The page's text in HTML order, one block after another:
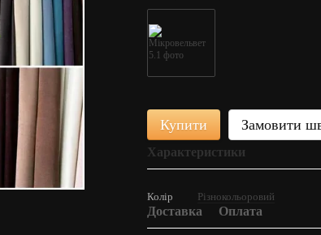
Купити Замовити
Характеристики
Колір Різнокольоровий
Доставка Оплата